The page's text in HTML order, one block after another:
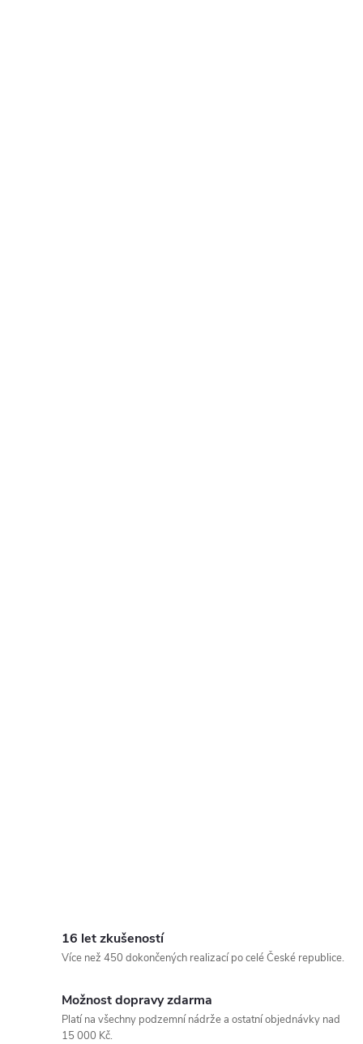
16 let zkušeností
Více než 450 dokončených realizací po celé České republice.
Možnost dopravy zdarma
Platí na všechny podzemní nádrže a ostatní objednávky nad
15 000 Kč.